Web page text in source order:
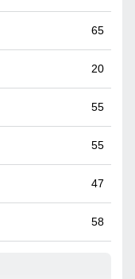
внешних
65
20
55
55
47
58